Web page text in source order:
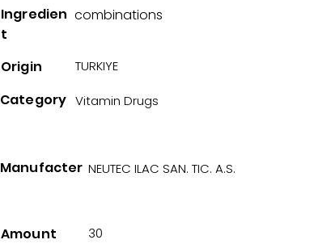
Ingredien
t
combinations
Origin TURKIYE
Category Vitamin Drugs
Manufacter NEUTEC ILAC SAN. TIC. A.S.
Amount 30